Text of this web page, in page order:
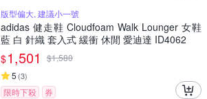
版型偏大, 建議小一號
adidas 健走鞋 Cloudfoam Walk Lounger 女鞋
藍 白 針織 套入式 緩衝 休閒 愛迪達 ID4062
$1,501 $1,580
5 (3)
限時下殺
券